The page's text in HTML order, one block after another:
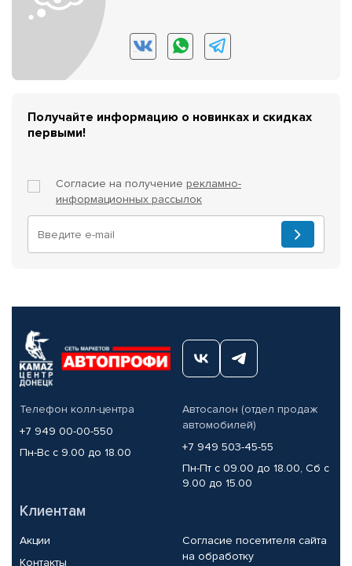
Получайте информацию о новинках и скидках
первыми!
Согласие на получение рекламно-
информационных рассылок
Телефон колл-центра
+7 949 00-00-550
Пн-Вс с 9.00 до 18.00
Автосалон (отдел продаж
автомобилей)
+7 949 503-45-55
Пн-Пт с 09.00 до 18.00, Сб с
9.00 до 15.00
Клиентам
Акции
Контакты
Согласие посетителя сайта
на обработку